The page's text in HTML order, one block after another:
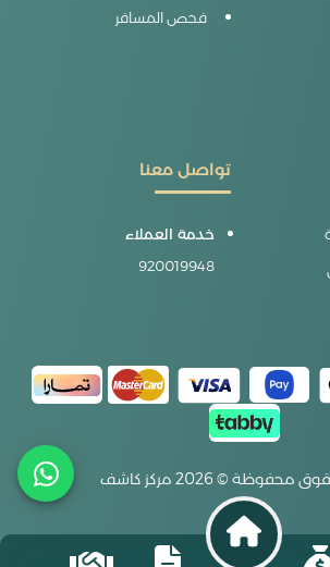
فحص المسافر
تواصل معنا
خدمة العملاء
920019948
© 2026 مركز كاشف